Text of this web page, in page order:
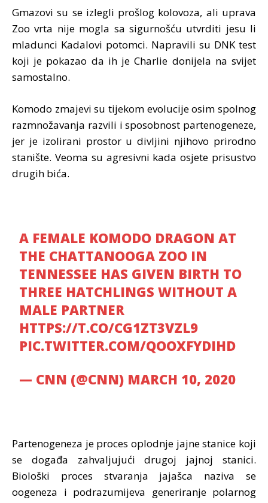
Gmazovi su se izlegli prošlog kolovoza, ali uprava
Zoo vrta nije mogla sa sigurnošću utvrditi jesu li
mladunci Kadalovi potomci. Napravili su DNK test
koji je pokazao da ih je Charlie donijela na svijet
samostalno.
Komodo zmajevi su tijekom evolucije osim spolnog
razmnožavanja razvili i sposobnost partenogeneze,
jer je izolirani prostor u divljini njihovo prirodno
stanište. Veoma su agresivni kada osjete prisustvo
drugih bića.
A FEMALE KOMODO DRAGON AT
THE CHATTANOOGA ZOO IN
TENNESSEE HAS GIVEN BIRTH TO
THREE HATCHLINGS WITHOUT A
MALE PARTNER
HTTPS://T.CO/CG1ZT3VZL9
PIC.TWITTER.COM/QOOXFYDIHD
— CNN (@CNN) MARCH 10, 2020
Partenogeneza je proces oplodnje jajne stanice koji
se događa zahvaljujući drugoj jajnoj stanici.
Biološki proces stvaranja jajašca naziva se
oogeneza i podrazumijeva generiranje polarnog